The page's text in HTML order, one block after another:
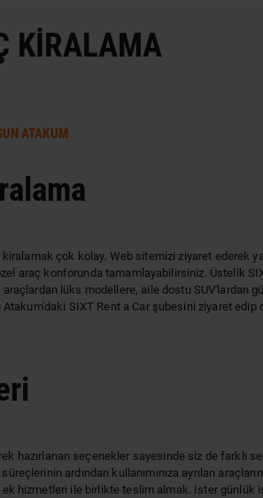
KIRALAMA
ATAKUM
çok kolay. Web sitemizi ziyaret ederek
araç konforunda tamamlayabilirsiniz. Üstelik
lüks modellere, aile dostu
Atakum'daki SIXT Rent a Car şubesini ziyaret
hazırlanan seçenekler sayesinde siz de farklı
ardından kullanımınıza ayrılan
ek hizmetleri ile birlikte teslim almak. İster